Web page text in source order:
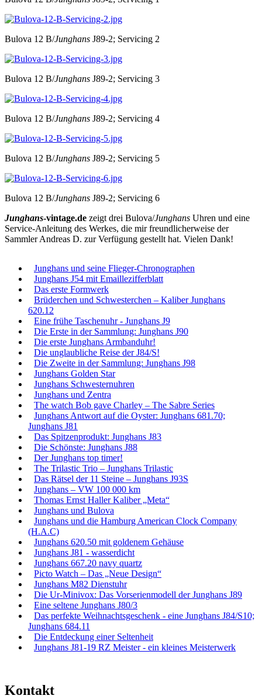
Bulova 12 B/Junghans J89-2; Servicing 2
Bulova 12 B/Junghans J89-2; Servicing 3
Bulova 12 B/Junghans J89-2; Servicing 4
Bulova 12 B/Junghans J89-2; Servicing 5
Bulova 12 B/Junghans J89-2; Servicing 6
Junghans-vintage.de zeigt drei Bulova/Junghans Uhren und eine
Service-Anleitung des Werkes, die mir freundlicherweise der
Sammler Andreas D. zur Verfügung gestellt hat. Vielen Dank!
Junghans und seine Flieger-Chronographen
Junghans J54 mit Emaillezifferblatt
Das erste Formwerk
Brüderchen und Schwesterchen – Kaliber Junghans
620.12
Eine frühe Taschenuhr - Junghans J9
Die Erste in der Sammlung: Junghans J90
Die erste Junghans Armbanduhr!
Die unglaubliche Reise der J84/S!
Die Zweite in der Sammlung: Junghans J98
Junghans Golden Star
Junghans Schwesternuhren
Junghans und Zentra
The watch Bob gave Charley – The Sabre Series
Junghans Antwort auf die Oyster: Junghans 681.70;
Junghans J81
Das Spitzenprodukt: Junghans J83
Die Schönste: Junghans J88
Der Junghans top timer!
The Trilastic Trio – Junghans Trilastic
Das Rätsel der 11 Steine – Junghans J93S
Junghans – VW 100 000 km
Thomas Ernst Haller Kaliber „Meta“
Junghans und Bulova
Junghans und die Hamburg American Clock Company
(H.A.C)
Junghans 620.50 mit goldenem Gehäuse
Junghans J81 - wasserdicht
Junghans 667.20 navy quartz
Picto Watch – Das „Neue Design“
Junghans M82 Dienstuhr
Die Ur-Minivox: Das Vorserienmodell der Junghans J89
Eine seltene Junghans J80/3
Das perfekte Weihnachtsgeschenk - eine Junghans J84/S10;
Junghans 684.11
Die Entdeckung einer Seltenheit
Junghans J81-19 RZ Meister - ein kleines Meisterwerk
Kontakt